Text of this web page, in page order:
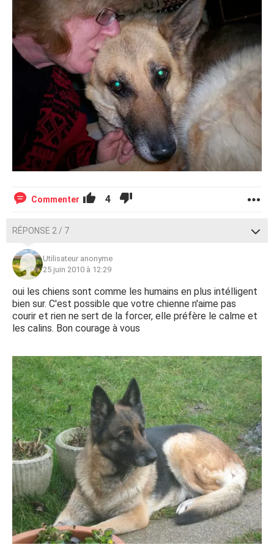
Commenter 4
RÉPONSE 2 / 7
Utilisateur anonyme
25 juin 2010 à 12:29
oui les chiens sont comme les humains en plus intélligent
bien sur. C'est possible que votre chienne n'aime pas
courir et rien ne sert de la forcer, elle préfère le calme et
les calins. Bon courage à vous